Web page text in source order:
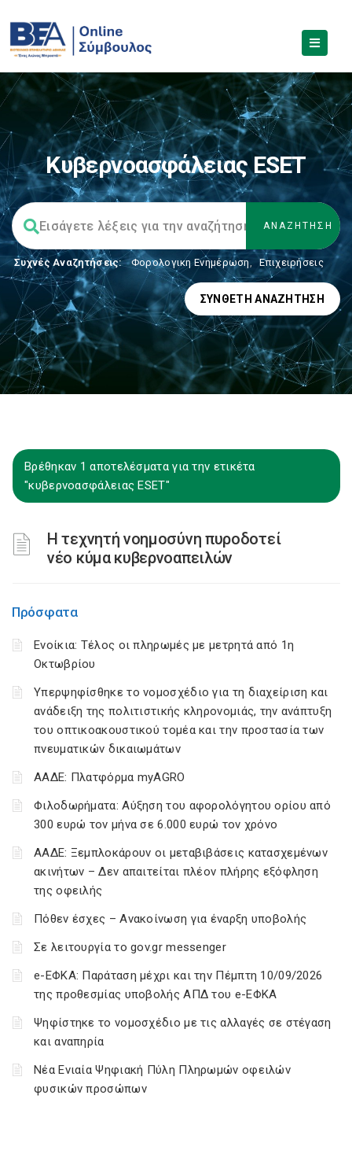
Κυβερνοασφάλειας ESET
Συχνές Αναζητήσεις: Φορολογικη Ενημέρωση, Επιχειρήσεις
ΣΎΝΘΕΤΗ ΑΝΑΖΉΤΗΣΗ
Βρέθηκαν 1 αποτελέσματα για την ετικέτα
"κυβερνοασφάλειας ESET"
Η τεχνητή νοημοσύνη πυροδοτεί
νέο κύμα κυβερνοαπειλών
Πρόσφατα
Ενοίκια: Τέλος οι πληρωμές με μετρητά από 1η
Οκτωβρίου
Υπερψηφίσθηκε το νομοσχέδιο για τη διαχείριση και
ανάδειξη της πολιτιστικής κληρονομιάς, την ανάπτυξη
του οπτικοακουστικού τομέα και την προστασία των
πνευματικών δικαιωμάτων
ΑΑΔΕ: Πλατφόρμα myAGRO
Φιλοδωρήματα: Αύξηση του αφορολόγητου ορίου από
300 ευρώ τον μήνα σε 6.000 ευρώ τον χρόνο
ΑΑΔΕ: Ξεμπλοκάρουν οι μεταβιβάσεις κατασχεμένων
ακινήτων – Δεν απαιτείται πλέον πλήρης εξόφληση
της οφειλής
Πόθεν έσχες – Ανακοίνωση για έναρξη υποβολής
Σε λειτουργία το gov.gr messenger
e-ΕΦΚΑ: Παράταση μέχρι και την Πέμπτη 10/09/2026
της προθεσμίας υποβολής ΑΠΔ του e-ΕΦΚΑ
Ψηφίστηκε το νομοσχέδιο με τις αλλαγές σε στέγαση
και αναπηρία
Νέα Ενιαία Ψηφιακή Πύλη Πληρωμών οφειλών
φυσικών προσώπων